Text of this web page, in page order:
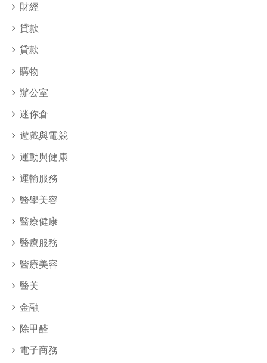
財經
貸款
貸款
購物
辦公室
迷你倉
遊戲與電競
運動與健康
運輸服務
醫學美容
醫療健康
醫療服務
醫療美容
醫美
金融
除甲醛
電子商務